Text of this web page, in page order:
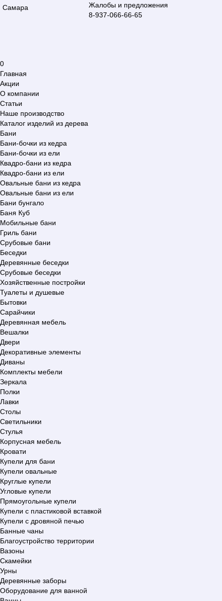
Самара
Жалобы и предложения
8-937-066-66-65
0
Главная
Акции
О компании
Статьи
Наше производство
Каталог изделий из дерева
Бани
Бани-бочки из кедра
Бани-бочки из ели
Квадро-бани из кедра
Квадро-бани из ели
Овальные бани из кедра
Овальные бани из ели
Бани бунгало
Баня Куб
Мобильные бани
Гриль бани
Срубовые бани
Беседки
Деревянные беседки
Срубовые беседки
Хозяйственные постройки
Туалеты и душевые
Бытовки
Сарайчики
Деревянная мебель
Вешалки
Двери
Декоративные элементы
Диваны
Комплекты мебели
Зеркала
Полки
Лавки
Столы
Светильники
Стулья
Корпусная мебель
Кровати
Купели для бани
Купели овальные
Круглые купели
Угловые купели
Прямоугольные купели
Купели с пластиковой вставкой
Купели с дровяной печью
Банные чаны
Благоустройство территории
Вазоны
Скамейки
Урны
Деревянные заборы
Оборудование для ванной